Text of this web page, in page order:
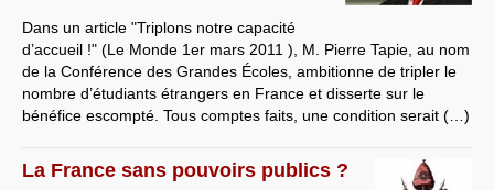
Systèmes & société sous contrôle
Nouvelles de l’antirépublique
Guerre en Ukraine
Dans un article "Triplons notre capacité
d’accueil !" (Le Monde 1er mars 2011 ), M. Pierre Tapie, au nom
de la Conférence des Grandes Écoles, ambitionne de tripler le
nombre d’étudiants étrangers en France et disserte sur le
bénéfice escompté. Tous comptes faits, une condition serait (…)
La France sans pouvoirs publics ?